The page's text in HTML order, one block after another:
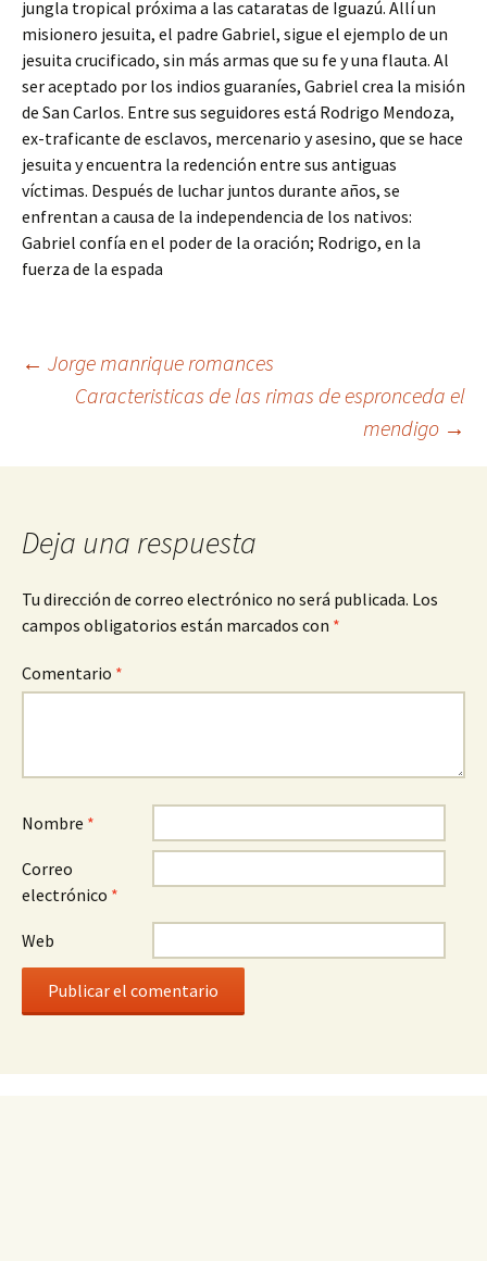
jungla tropical próxima a las cataratas de Iguazú. Allí un
misionero jesuita, el padre Gabriel, sigue el ejemplo de un
jesuita crucificado, sin más armas que su fe y una flauta. Al
ser aceptado por los indios guaraníes, Gabriel crea la misión
de San Carlos. Entre sus seguidores está Rodrigo Mendoza,
ex-traficante de esclavos, mercenario y asesino, que se hace
jesuita y encuentra la redención entre sus antiguas
víctimas. Después de luchar juntos durante años, se
enfrentan a causa de la independencia de los nativos:
Gabriel confía en el poder de la oración; Rodrigo, en la
fuerza de la espada
Navegación
← Jorge manrique romances
Caracteristicas de las rimas de espronceda el
mendigo →
Deja una respuesta
Tu dirección de correo electrónico no será publicada. Los
campos obligatorios están marcados con *
Comentario *
Nombre *
Correo
electrónico *
Web